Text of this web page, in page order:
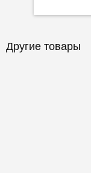
Другие товары